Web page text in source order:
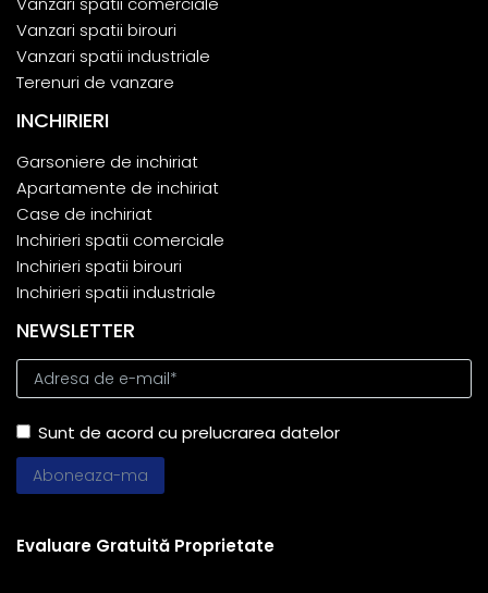
Vanzari spatii birouri
Vanzari spatii industriale
Terenuri de vanzare
INCHIRIERI
Garsoniere de inchiriat
Apartamente de inchiriat
Case de inchiriat
Inchirieri spatii comerciale
Inchirieri spatii birouri
Inchirieri spatii industriale
NEWSLETTER
Sunt de acord cu prelucrarea datelor
Evaluare Gratuită Proprietate